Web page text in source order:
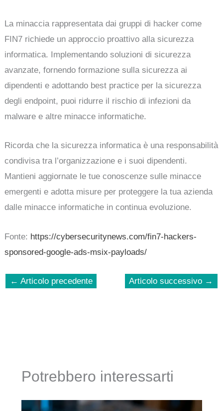
La minaccia rappresentata dai gruppi di hacker come
FIN7 richiede un approccio proattivo alla sicurezza
informatica. Implementando soluzioni di sicurezza
avanzate, fornendo formazione sulla sicurezza ai
dipendenti e adottando best practice per la sicurezza
degli endpoint, puoi ridurre il rischio di infezioni da
malware e altre minacce informatiche.
Ricorda che la sicurezza informatica è una responsabilità
condivisa tra l’organizzazione e i suoi dipendenti.
Mantieni aggiornate le tue conoscenze sulle minacce
emergenti e adotta misure per proteggere la tua azienda
dalle minacce informatiche in continua evoluzione.
Fonte: https://cybersecuritynews.com/fin7-hackers-
sponsored-google-ads-msix-payloads/
← Articolo precedente Articolo successivo →
Potrebbero interessarti